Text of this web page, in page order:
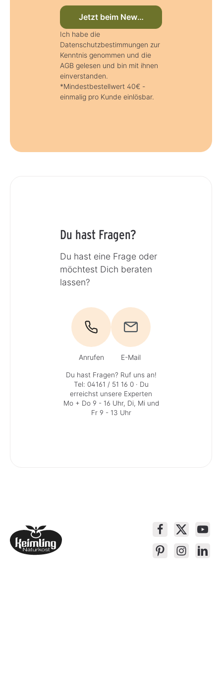
Jetzt beim Newsletter anmelden
Ich habe die
Datenschutzbestimmungen zur
Kenntnis genommen und die
AGB gelesen und bin mit ihnen
einverstanden.
*Mindestbestellwert 40€ -
einmalig pro Kunde einlösbar.
Du hast Fragen?
Du hast eine Frage oder
möchtest Dich beraten
lassen?
Anrufen E-Mail
Du hast Fragen? Ruf uns an!
Tel: 04161 / 51 16 0· Du
erreichst unsere Experten
Mo + Do 9 - 16 Uhr, Di, Mi und
Fr 9 - 13 Uhr